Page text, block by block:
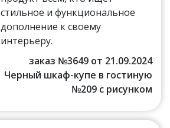
стильное и функциональное
дополнение к своему
интерьеру.
заказ №3649 от 21.09.2024
Черный шкаф-купе в гостиную
№209 с рисунком